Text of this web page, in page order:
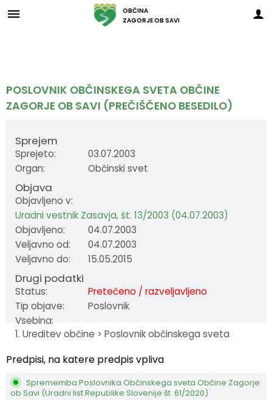
OBČINA
ZAGORJE OB SAVI
POSLOVNIK OBČINSKEGA SVETA OBČINE
ZAGORJE OB SAVI (PREČIŠČENO BESEDILO)
Sprejem
Sprejeto:
03.07.2003
Organ:
Občinski svet
Objava
Objavljeno v:
Uradni vestnik Zasavja, št. 13/2003 (04.07.2003)
Objavljeno:
04.07.2003
Veljavno od:
04.07.2003
Veljavno do:
15.05.2015
Drugi podatki
Status:
Pretečeno / razveljavljeno
Tip objave:
Poslovnik
Vsebina:
1. Ureditev občine > Poslovnik občinskega sveta
Predpisi, na katere predpis vpliva
Sprememba Poslovnika Občinskega sveta Občine Zagorje
ob Savi (Uradni list Republike Slovenije št. 61/2020)
Zagorje nekoč
Zagorje danes
Občinski praznik
Občinski nagrajenci
Grb in zastava
Pobratene občine
Fotogalerija
Podžupan
Občinski svet
Nadzorni odbor
Občinska uprava
Krajevne skupnosti
Civilna zaščita
Občinska volilna komisija
Medobčinski inšpektorat in redarstvo
Seje občinskega sveta
Posnetki sej
Delovna telesa
Razpisi in objave
Predpisi občine
Proračuni občine
Prostorski akti občine
Projekti in investicije
Lokalni utrip
Koledar dogodkov
Zapore cest
Lokalne volitve
Društva in združenja
Pomembni kontakti
Slovo naših občanov
Predlogi in pobude
E-obveščanje